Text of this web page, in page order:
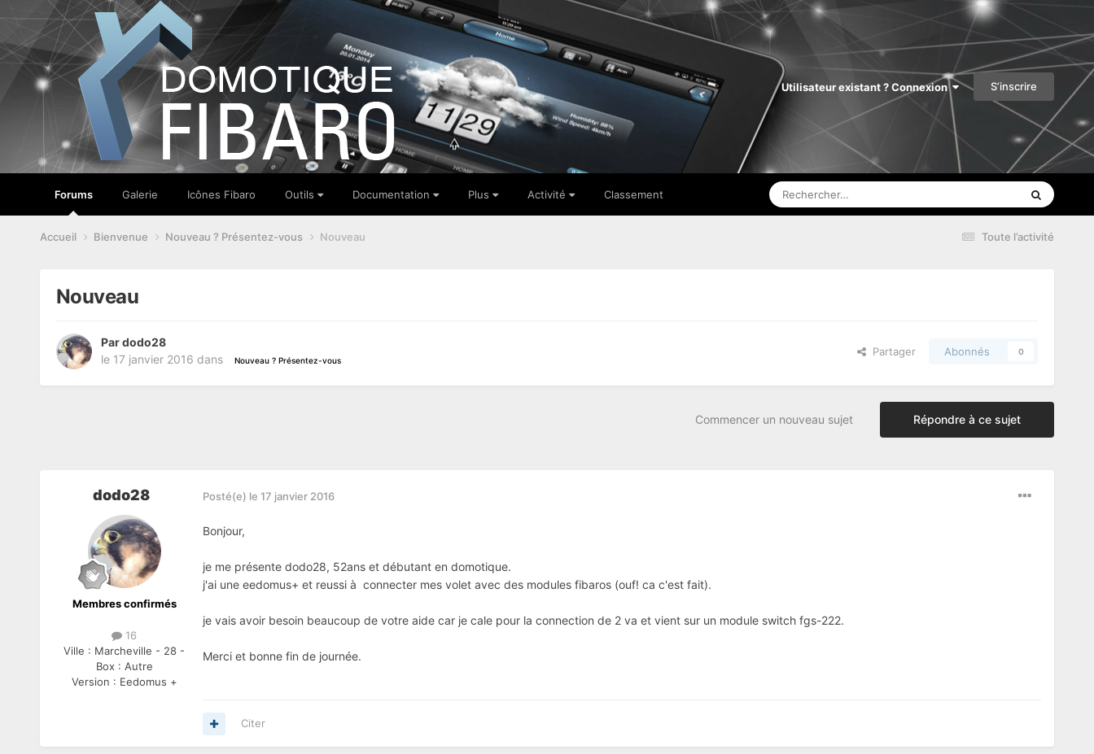
Utilisateur existant ? Connexion S’inscrire
Forums Galerie Icônes Fibaro Outils Documentation Plus Activité Classement
Toute l’activité
Accueil Bienvenue Nouveau ? Présentez-vous Nouveau
Nouveau
Pardodo28
le 17 janvier 2016 dans Nouveau ? Présentez-vous
Partager Abonnés 0
Répondre à ce sujet
Commencer un nouveau sujet
dodo28
Membres confirmés
16
Ville : Marcheville - 28 -
Box : Autre
Version : Eedomus +
Posté(e) le 17 janvier 2016
Bonjour,
je me présente dodo28, 52ans et débutant en domotique.
j'ai une eedomus+ et reussi à connecter mes volet avec des modules fibaros (ouf! ca c'est fait).
je vais avoir besoin beaucoup de votre aide car je cale pour la connection de 2 va et vient sur un module switch fgs-222.
Merci et bonne fin de journée.
Citer